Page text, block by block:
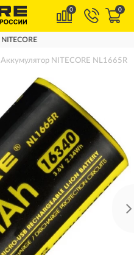
0 0
Аккумулятор NITECORE